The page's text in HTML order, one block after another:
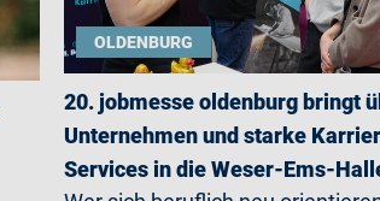
OLDENBURG
20. jobmesse oldenburg bringt
Unternehmen und starke
Services in die Weser-Ems-